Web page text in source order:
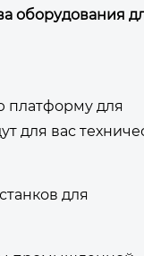
оборудования
платформу для
для вас
для